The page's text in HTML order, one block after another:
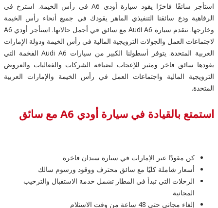
استأجر سائقًا فاخرًا يقود سيارة أودي A6 في رأس الخيمة. استرخ في
الرفاهية ودع سائقنا التنفيذي الماهر يقودك في جميع أنحاء رأس الخيمة
وخارجها. تتقدم سيارة Audi A6 مع سائق في أجمل حالاتها. استأجر أودي A6
لاجتماعات العمل والجولات الترويجية المالية في رأس الخيمة ودولة الإمارات
العربية المتحدة. يتوفر أسطولنا الكبير من سيارات Audi A6 الفخمة التي
يقودها سائق فاخر ومثير للإعجاب لضيافة الشركات والفعاليات والعروض
الترويجية المالية واجتماعات العمل في رأس الخيمة والإمارات العربية
المتحدة.
استمتع بالقيادة في سيارة أودي A6 مع سائق
كن مقودًا عبر الإمارات في سيارة سيدان فاخرة
أسعار شاملة كليًا مع سائق محترف ووقود ورسوم سالك
الرحلات التي تبدأ في المطار تشمل خدمة الاستقبال والترحيب
المجانية
إلغاء مجاني حتى 48 ساعة من وقت الاستلام